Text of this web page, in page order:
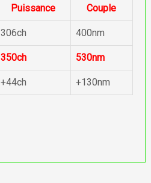
Puissance Couple
306ch 400nm
350ch 530nm
+44ch +130nm